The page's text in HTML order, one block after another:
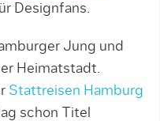
Designfans.
Jung und
Heimatstadt.
Stattreisen Hamburg
schon Titel